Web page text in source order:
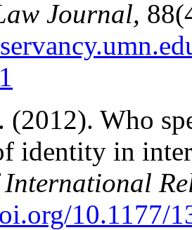
Journal,
(2012). Who
identity in
10.1177/